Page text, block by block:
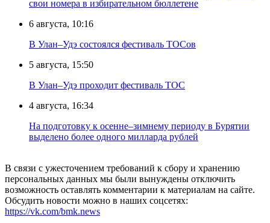
свои номера в избирательном бюллетене
6 августа, 10:16
В Улан–Удэ состоялся фестиваль ТОСов
5 августа, 15:50
В Улан–Удэ проходит фестиваль ТОС
4 августа, 16:34
На подготовку к осенне–зимнему периоду в Бурятии
выделено более одного милларда рублей
В связи с ужесточением требований к сбору и хранению
персональных данных мы были вынуждены отключить
возможность оставлять комментарии к материалам на сайте.
Обсудить новости можно в наших соцсетях:
https://vk.com/bmk.news